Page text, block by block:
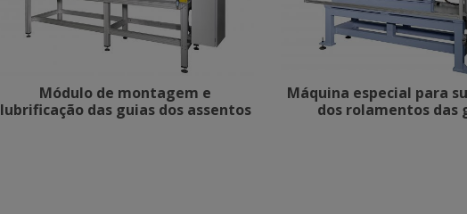
Módulo de montagem e
lubrificação das guias dos assentos
Máquina especial para
dos rolamentos das